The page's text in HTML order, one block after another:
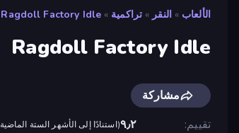
الألعاب » النقر » تراكمية »
Ragdoll Factory Idle
Ragdoll Factory Idle
مشاركة
تقييم
٩٫٢(استنادًا إلى الأشهر الستة الماضية